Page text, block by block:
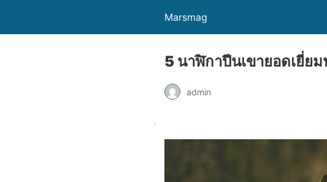
Marsmag
5 นาฬิกาปีนเขายอดเยี่ย
admin